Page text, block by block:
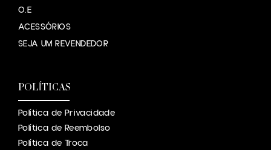
O.E
ACESSÓRIOS
SEJA UM REVENDEDOR
POLÍTICAS
Política de Privacidade
Política de Reembolso
Política de Troca